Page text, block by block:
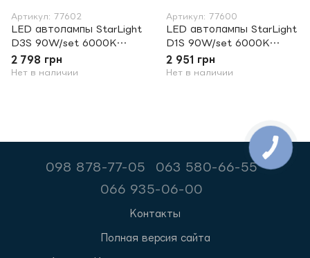
Артикул: 77602
LED автолампы StarLight
D3S 90W/set 6000K
12000lm
2 798 грн
Нет в наличии
Артикул: 77600
LED автолампы StarLight
D1S 90W/set 6000K
12000lm
2 951 грн
Нет в наличии
098 878-77-05
063 580-66-55
066 935-06-00
Контакты
Полная версия сайта